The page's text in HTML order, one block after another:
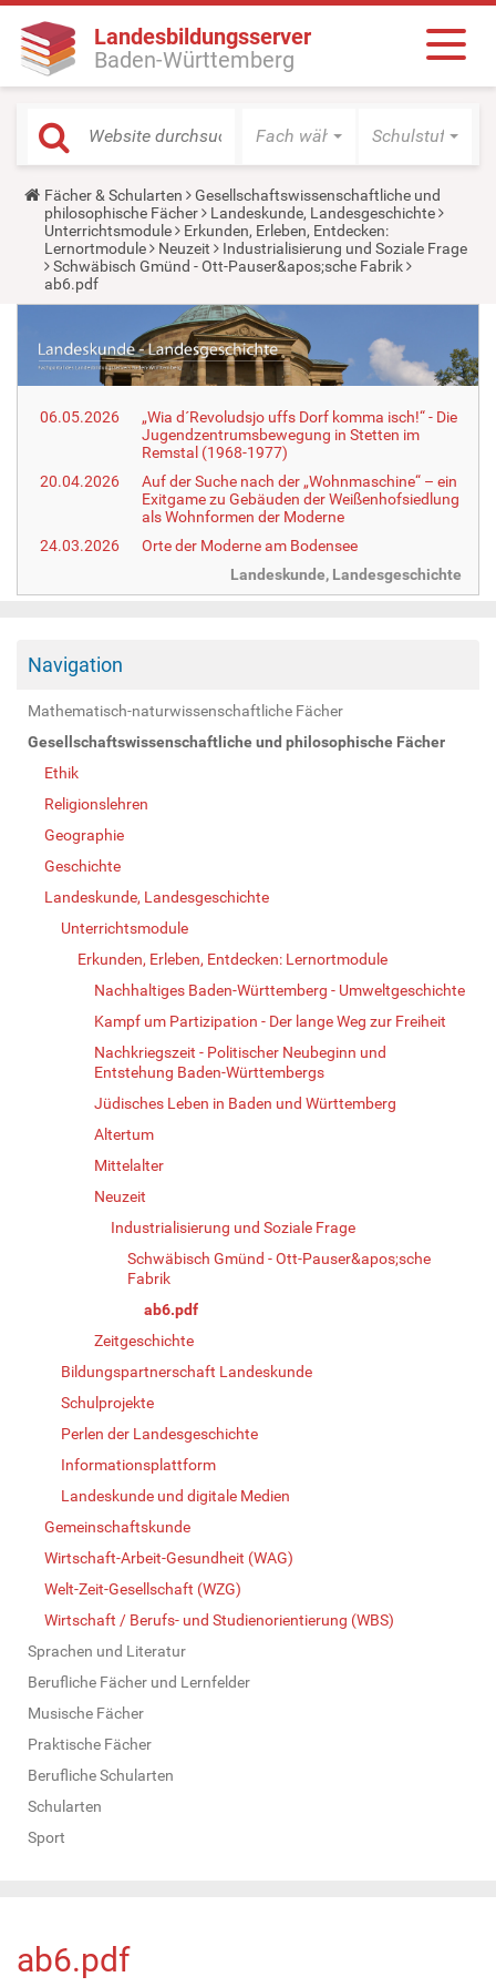
Landesbildungsserver
Baden-Württemberg
Fach wählen Schulstufe
Y
o
u
a
r
e
h
e
:
Fächer & Schularten
Gesellschaftswissenschaftliche und
philosophische Fächer
Landeskunde, Landesgeschichte
Unterrichtsmodule
Erkunden, Erleben, Entdecken:
Lernortmodule
Neuzeit
Industrialisierung und Soziale Frage
Schwäbisch Gmünd - Ott-Pauser&apos;sche Fabrik
ab6.pdf
06.05.2026
„Wia d´Revoludsjo uffs Dorf komma isch!“ - Die
Jugendzentrumsbewegung in Stetten im
Remstal (1968-1977)
20.04.2026
Auf der Suche nach der „Wohnmaschine“ – ein
Exitgame zu Gebäuden der Weißenhofsiedlung
als Wohnformen der Moderne
24.03.2026
Orte der Moderne am Bodensee
Landeskunde, Landesgeschichte
Navigation
Mathematisch-naturwissenschaftliche Fächer
Gesellschaftswissenschaftliche und philosophische Fächer
Ethik
Religionslehren
Geographie
Geschichte
Landeskunde, Landesgeschichte
Unterrichtsmodule
Erkunden, Erleben, Entdecken: Lernortmodule
Nachhaltiges Baden-Württemberg - Umweltgeschichte
Kampf um Partizipation - Der lange Weg zur Freiheit
Nachkriegszeit - Politischer Neubeginn und
Entstehung Baden-Württembergs
Jüdisches Leben in Baden und Württemberg
Altertum
Mittelalter
Neuzeit
Industrialisierung und Soziale Frage
Schwäbisch Gmünd - Ott-Pauser&apos;sche
Fabrik
ab6.pdf
Zeitgeschichte
Bildungspartnerschaft Landeskunde
Schulprojekte
Perlen der Landesgeschichte
Informationsplattform
Landeskunde und digitale Medien
Gemeinschaftskunde
Wirtschaft-Arbeit-Gesundheit (WAG)
Welt-Zeit-Gesellschaft (WZG)
Wirtschaft / Berufs- und Studienorientierung (WBS)
Sprachen und Literatur
Berufliche Fächer und Lernfelder
Musische Fächer
Praktische Fächer
Berufliche Schularten
Schularten
Sport
ab6.pdf